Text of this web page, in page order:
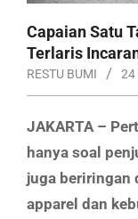
Capaian Satu
Terlaris
RESTU BUMI 24
JAKARTA –
hanya soal
juga beriringan
apparel dan